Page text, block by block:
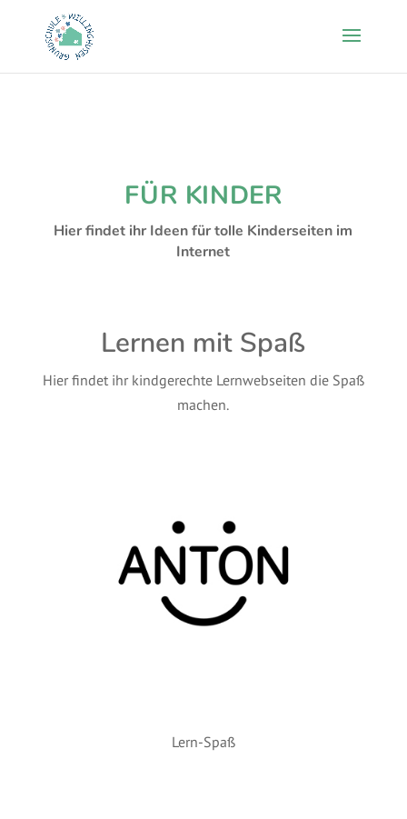
FÜR KINDER
Hier findet ihr Ideen für tolle Kinderseiten im
Internet
Lernen mit Spaß
Hier findet ihr kindgerechte Lernwebseiten die Spaß
machen.
Lern-Spaß